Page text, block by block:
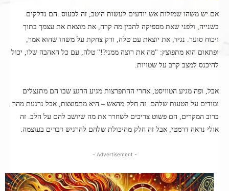
אם יש משהו שמזלות אש יודעים לעשות היטב, זה לכעוס. הם נדלקים
בשנייה, ולפני שאת מספיקה להבין מה קרה, את מוצאת את עצמך בתוך
ויכוח סוער. נגיד, את יוצאת עם טלה, ורק צחקת על משהו שהוא אמר,
ופתאום הוא מתפוצץ: "מה את רוצה ממני?!" טלה, עם כל האהבה שלו, יכול
להיכנס למצב קרב על שטויות.
אבל, ופה מגיע הטוויסט, אחרי ההתפרצות מגיע הרגע שבו הם מתנצלים
ומודים על הטעות שלהם. זה חלק מהאש – היא מתפוצצת, אבל נרגעת מהר.
ברוב המקרים, הם פשוט צריכים לשחרר את מה שיושב להם על הלב. זה
אולי נראה דרמטי, אבל זה חלק מהיכולת שלהם להרגיש דברים בעוצמה.
- Advertisement -